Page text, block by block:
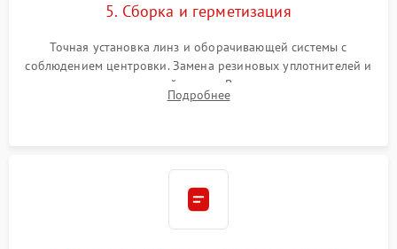
5. Сборка и герметизация
Точная установка линз и оборачивающей системы с
соблюдением центровки. Замена резиновых уплотнителей и
нанесение влагозащитной смазки. Вакуумирование корпуса
и заполнение его осушенным азотом или аргоном для
Подробнее